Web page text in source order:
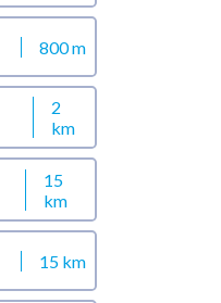
800 m
2
km
15
km
15 km